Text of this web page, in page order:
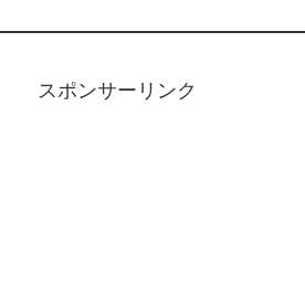
スポンサーリンク